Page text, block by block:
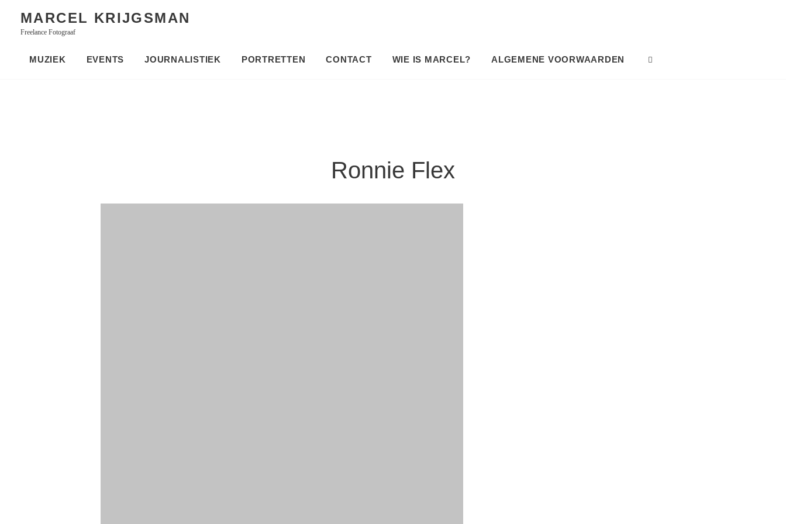
content
MARCEL KRIJGSMAN
Freelance Fotograaf
MUZIEK EVENTS JOURNALISTIEK PORTRETTEN CONTACT WIE IS MARCEL? ALGEMENE VOORWAARDEN
Ronnie Flex